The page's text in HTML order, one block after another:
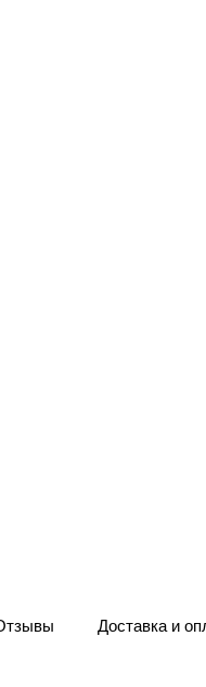
Доставка и